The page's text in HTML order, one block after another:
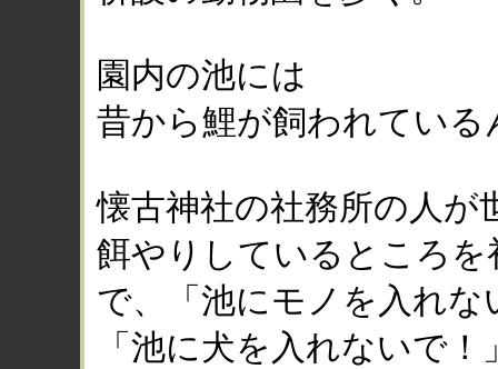
園内の池には
昔から鯉が飼われている
懐古神社の社務所の人が
餌やりしているところを
で、「池にモノを入れ
「池に犬を入れないで！